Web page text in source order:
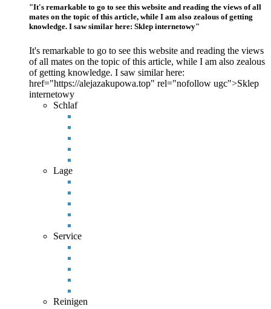
"It's remarkable to go to see this website and reading the views of all
mates on the topic of this article, while I am also zealous of getting
knowledge. I saw similar here: Sklep internetowy"
It's remarkable to go to see this website and reading the views
of all mates on the topic of this article, while I am also zealous
of getting knowledge. I saw similar here:
href="https://alejazakupowa.top" rel="nofollow ugc">Sklep
internetowy
Schlaf
Lage
Service
Reinigen